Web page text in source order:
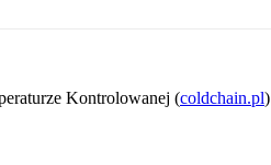
Kontrolowanej (coldchain.pl)